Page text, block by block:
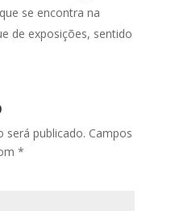
se encontra na
de exposições, sentido
será publicado. Campos
*